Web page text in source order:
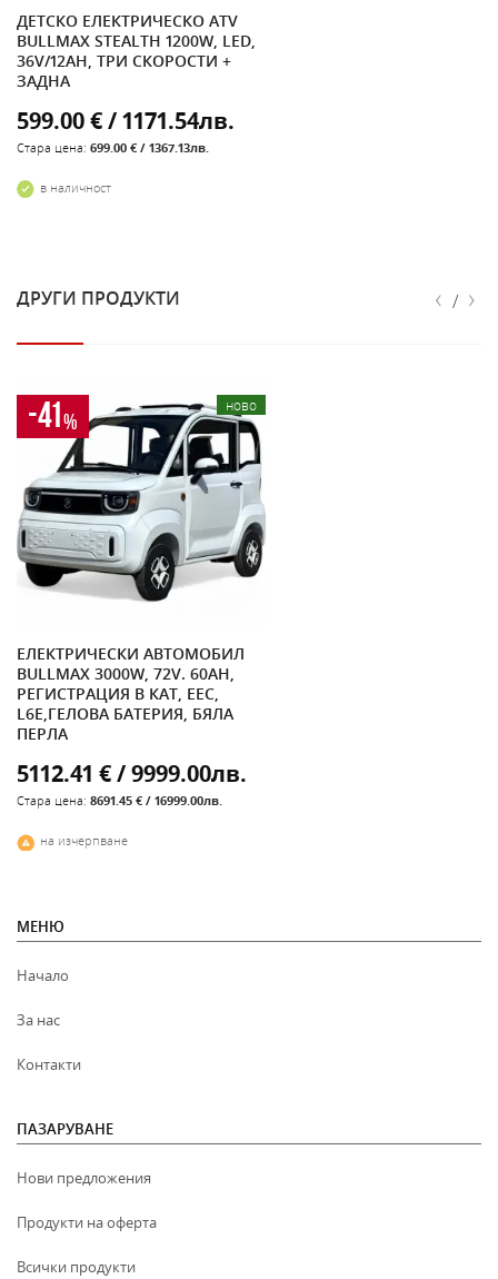
ДЕТСКО ЕЛЕКТРИЧЕСКО ATV
BULLMAX STEALTH 1200W, LED,
36V/12AH, ТРИ СКОРОСТИ +
ЗАДНА
599.00 € / 1171.54лв.
Стара цена: 699.00 € / 1367.13лв.
в наличност
ДРУГИ ПРОДУКТИ ‹ / ›
-41%
ново
ЕЛЕКТРИЧЕСКИ АВТОМОБИЛ
BULLMAX 3000W, 72V. 60AH,
РЕГИСТРАЦИЯ В КАТ, ЕЕС,
L6E,ГЕЛОВА БАТЕРИЯ, БЯЛА
ПЕРЛА
5112.41 € / 9999.00лв.
Стара цена: 8691.45 € / 16999.00лв.
на изчерпване
МЕНЮ
Начало
За нас
Контакти
ПАЗАРУВАНЕ
Нови предложения
Продукти на оферта
Всички продукти